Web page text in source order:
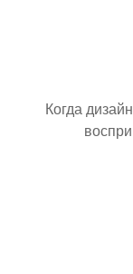
Когда